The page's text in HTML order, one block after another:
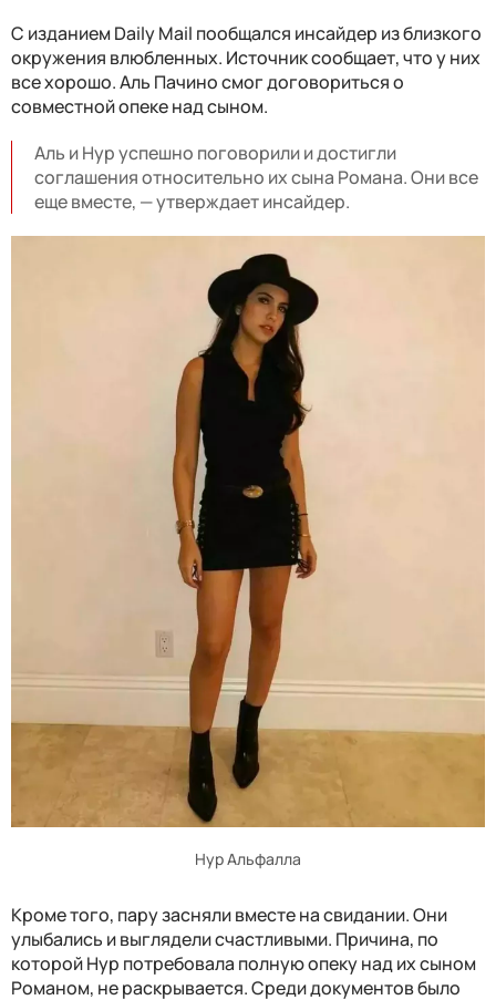
С изданием Daily Mail пообщался инсайдер из близкого
окружения влюбленных. Источник сообщает, что у них
все хорошо. Аль Пачино смог договориться о
совместной опеке над сыном.
Аль и Нур успешно поговорили и достигли
соглашения относительно их сына Романа. Они все
еще вместе, — утверждает инсайдер.
Нур Альфалла
Кроме того, пару засняли вместе на свидании. Они
улыбались и выглядели счастливыми. Причина, по
которой Нур потребовала полную опеку над их сыном
Романом, не раскрывается. Среди документов было